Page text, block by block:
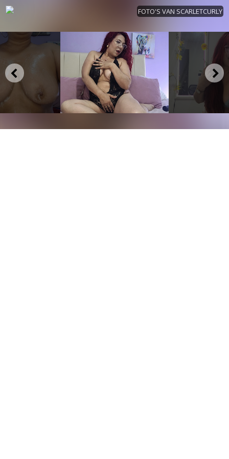
FOTO'S VAN SCARLETCURLY